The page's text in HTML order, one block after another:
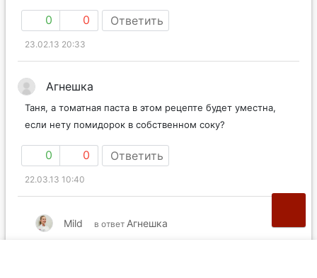
0 0 Ответить
23.02.13 20:33
Агнешка
Таня, а томатная паста в этом рецепте будет уместна,
если нету помидорок в собственном соку?
0 0 Ответить
22.03.13 10:40
Mild в ответ Агнешка